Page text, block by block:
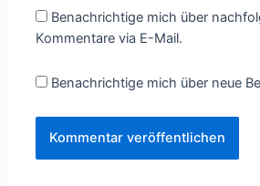
Benachrichtige mich über
Kommentare via E-Mail.
Benachrichtige mich über neue